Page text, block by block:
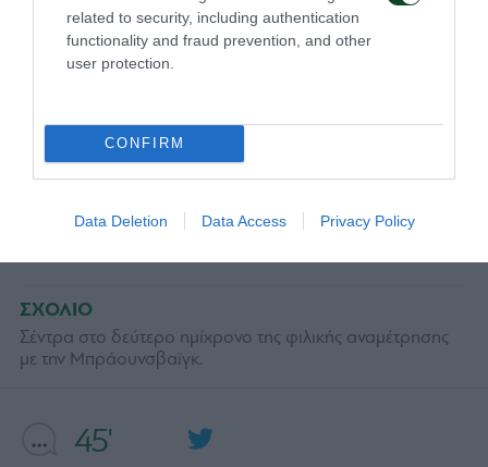
related to security, including authentication
functionality and fraud prevention, and other
user protection.
CONFIRM
Data Deletion Data Access Privacy Policy
45'
ΣΧΟΛΙΟ
Σέντρα στο δεύτερο ημίχρονο της φιλικής αναμέτρησης
με την Μπράουνσβαϊγκ.
46'
Αλλαγή για τον Παναθηναϊκό. Στη θέση του Βιλένα, μπαίνει
ο Ρούμπεν.